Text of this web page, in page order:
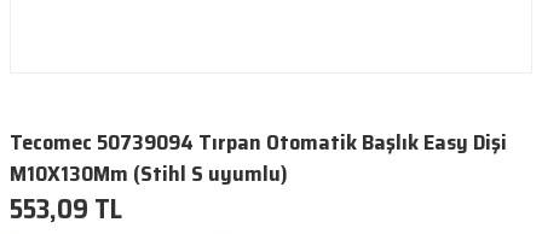
Tecomec 50739094 Tırpan Otomatik Başlık Easy Dişi
M10X130Mm (Stihl S uyumlu)
553,09 TL